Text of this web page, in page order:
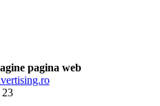
pagina web